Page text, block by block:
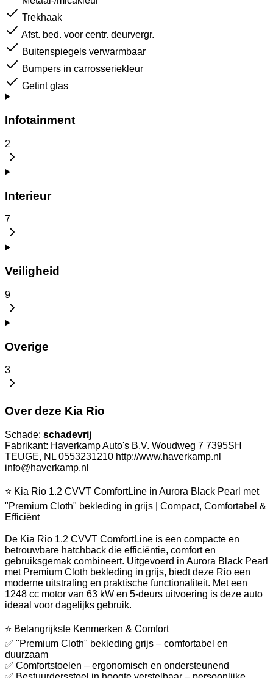
Trekhaak
Afst. bed. voor centr. deurvergr.
Buitenspiegels verwarmbaar
Bumpers in carrosseriekleur
Getint glas
Infotainment
2
Interieur
7
Veiligheid
9
Overige
3
Over deze Kia Rio
Schade: schadevrij
Fabrikant: Haverkamp Auto's B.V. Woudweg 7 7395SH
TEUGE, NL 0553231210 http://www.haverkamp.nl
info@haverkamp.nl
⭐ Kia Rio 1.2 CVVT ComfortLine in Aurora Black Pearl met
"Premium Cloth" bekleding in grijs | Compact, Comfortabel &
Efficiënt
De Kia Rio 1.2 CVVT ComfortLine is een compacte en
betrouwbare hatchback die efficiëntie, comfort en
gebruiksgemak combineert. Uitgevoerd in Aurora Black Pearl
met Premium Cloth bekleding in grijs, biedt deze Rio een
moderne uitstraling en praktische functionaliteit. Met een
1248 cc motor van 63 kW en 5-deurs uitvoering is deze auto
ideaal voor dagelijks gebruik.
⭐ Belangrijkste Kenmerken & Comfort
✅ "Premium Cloth" bekleding grijs – comfortabel en
duurzaam
✅ Comfortstoelen – ergonomisch en ondersteunend